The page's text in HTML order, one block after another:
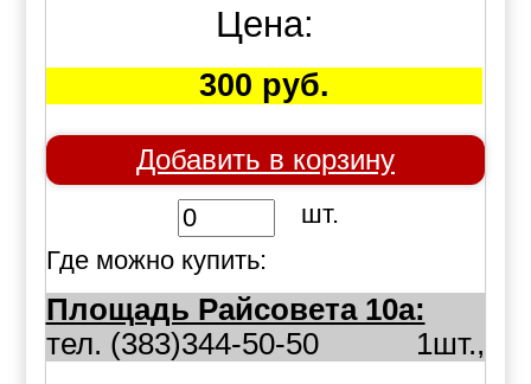
Цена:
300 руб.
Добавить в корзину
шт.
Где можно купить:
Площадь Райсовета 10а:
1шт.,
тел. (383)344-50-50